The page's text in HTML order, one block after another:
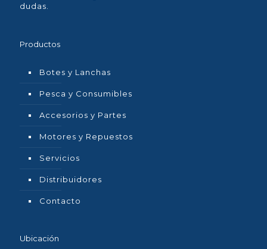
dudas.
Productos
Botes y Lanchas
Pesca y Consumibles
Accesorios y Partes
Motores y Repuestos
Servicios
Distribuidores
Contacto
Ubicación